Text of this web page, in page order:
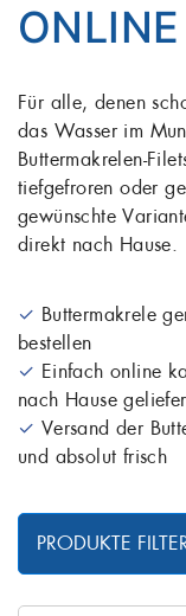
Für alle, denen
das Wasser im
Buttermakrelen-
tiefgefroren oder
gewünschte
direkt nach Hause.
✓ Buttermakrele
bestellen
✓ Einfach online
nach Hause
✓ Versand der
und absolut frisch
PRODUKTE